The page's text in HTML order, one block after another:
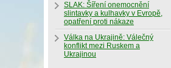
SLAK: Šíření onemocnění
slintavky a kulhavky v Evropě,
opatření proti nákaze
Válka na Ukrajině: Válečný
konflikt mezi Ruskem a
Ukrajinou